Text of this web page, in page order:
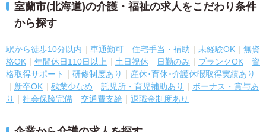
室蘭市(北海道)の介護・福祉の求人をこだわり条件
から探す
駅から徒歩10分以内 車通勤可 住宅手当・補助 未経験OK
無資
格OK
年間休日110日以上 土日祝休 日勤のみ ブランクOK
資
格取得サポート
研修制度あり
産休･育休･介護休暇取得実績あり
新卒OK
残業少なめ 託児所・育児補助あり
ボーナス・賞与あ
り
社会保険完備 交通費支給 退職金制度あり